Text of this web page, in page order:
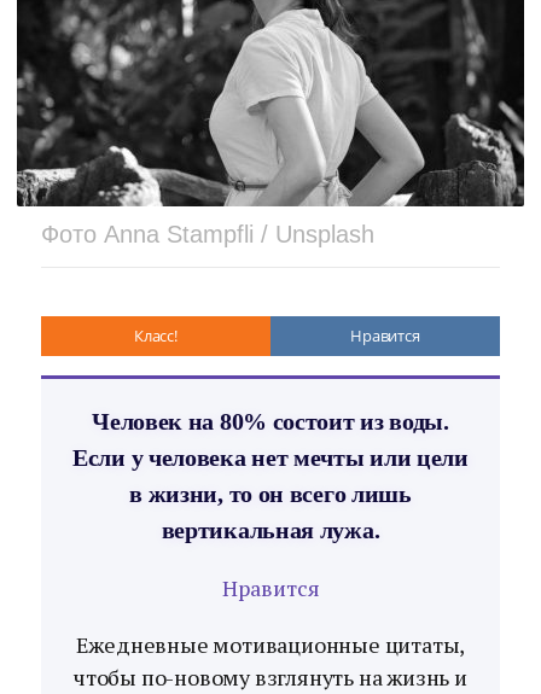
Фото Anna Stampfli / Unsplash
Класс! Нравится
Человек на 80% состоит из воды.
Если у человека нет мечты или цели
в жизни, то он всего лишь
вертикальная лужа.
Нравится
Ежедневные мотивационные цитаты,
чтобы по-новому взглянуть на жизнь и